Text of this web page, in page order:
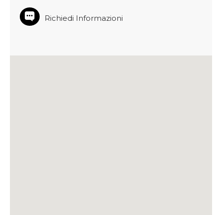
Richiedi Informazioni